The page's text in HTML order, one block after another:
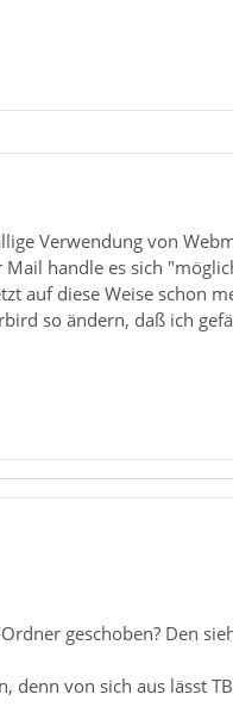
Verwendung von
handle es sich
auf diese Weise schon
so ändern, daß ich
geschoben? Den
denn von sich aus lässt